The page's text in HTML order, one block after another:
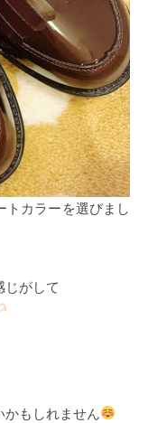
トカラーを選びまし
じがして
もしれません